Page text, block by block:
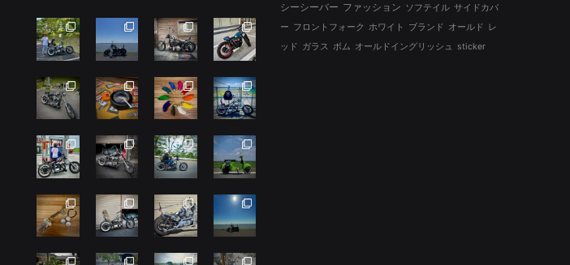
シーシーバー ファッション ソフテイル サイドカバ
ー フロントフォーク ホワイト ブランド オールド レ
ッド ガラス ボム オールドイングリッシュ sticker